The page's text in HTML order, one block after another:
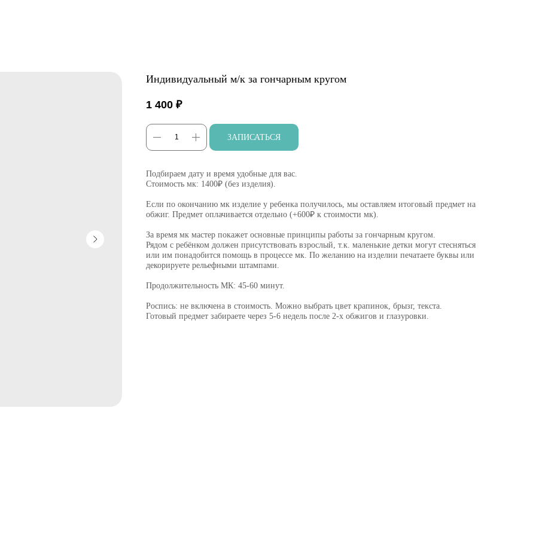
Индивидуальный м/к за гончарным кругом
1 400 ₽
ЗАПИСАТЬСЯ
Подбираем дату и время удобные для вас.
Стоимость мк: 1400₽ (без изделия).
Если по окончанию мк изделие у ребенка получилось, мы оставляем итоговый предмет на
обжиг. Предмет оплачивается отдельно (+600₽ к стоимости мк).
За время мк мастер покажет основные принципы работы за гончарным кругом.
Рядом с ребёнком должен присутствовать взрослый, т.к. маленькие детки могут стесняться
или им понадобится помощь в процессе мк. По желанию на изделии печатаете буквы или
декорируете рельефными штампами.
Продолжительность МК: 45-60 минут.
Роспись: не включена в стоимость. Можно выбрать цвет крапинок, брызг, текста.
Готовый предмет забираете через 5-6 недель после 2-х обжигов и глазуровки.